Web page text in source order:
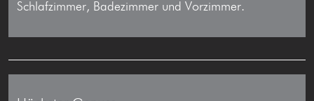
Schlafzimmer, Badezimmer und Vorzimmer.